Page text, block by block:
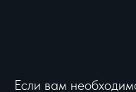
Если вам